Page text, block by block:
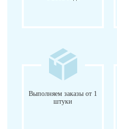
Выполняем заказы от 1
штуки